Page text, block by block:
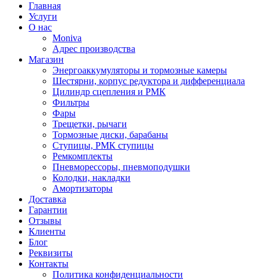
Главная
Услуги
О нас
Moniva
Адрес производства
Магазин
Энергоаккумуляторы и тормозные камеры
Шестярни, корпус редуктора и дифференциала
Цилиндр сцепления и РМК
Фильтры
Фары
Трещетки, рычаги
Тормозные диски, барабаны
Ступицы, РМК ступицы
Ремкомплекты
Пневморессоры, пневмоподушки
Колодки, накладки
Амортизаторы
Доставка
Гарантии
Отзывы
Клиенты
Блог
Реквизиты
Контакты
Политика конфиденциальности